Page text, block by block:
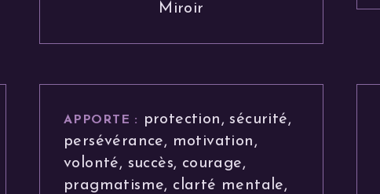
Miroir
APPORTE :
protection, sécurité,
persévérance, motivation,
volonté, succès, courage,
pragmatisme, clarté mentale,